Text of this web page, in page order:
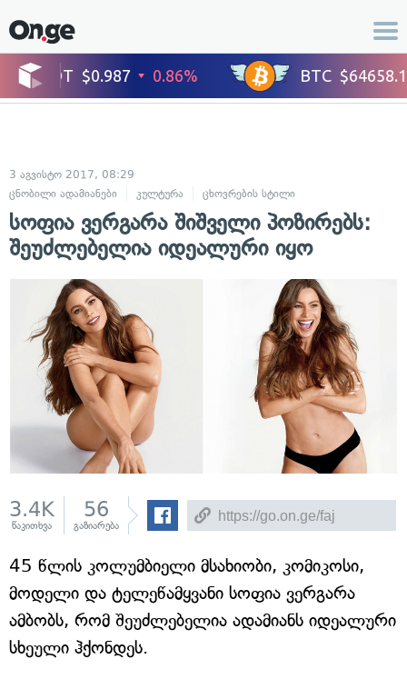
3 აგვისტო 2017, 08:29
ცნობილი ადამიანები
კულტურა ცხოვრების სტილი
სოფია ვერგარა შიშველი პოზირებს:
შეუძლებელია იდეალური იყო
3.4K
წაკითხვა
56
გაზიარება
45 წლის კოლუმბიელი მსახიობი, კომიკოსი,
მოდელი და ტელეწამყვანი სოფია ვერგარა
ამბობს, რომ შეუძლებელია ადამიანს იდეალური
სხეული ჰქონდეს.